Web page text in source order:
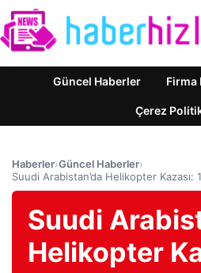
Güncel Haberler Firma
Çerez
Haberler›Güncel Haberler›
Suudi Arabistan’da Helikopter Kazası:
Suudi
Helikopter